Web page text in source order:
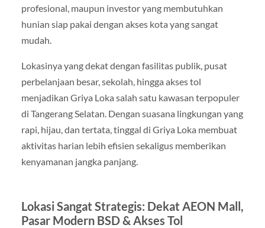
profesional, maupun investor yang membutuhkan
hunian siap pakai dengan akses kota yang sangat
mudah.
Lokasinya yang dekat dengan fasilitas publik, pusat
perbelanjaan besar, sekolah, hingga akses tol
menjadikan Griya Loka salah satu kawasan terpopuler
di Tangerang Selatan. Dengan suasana lingkungan yang
rapi, hijau, dan tertata, tinggal di Griya Loka membuat
aktivitas harian lebih efisien sekaligus memberikan
kenyamanan jangka panjang.
Lokasi Sangat Strategis: Dekat AEON Mall,
Pasar Modern BSD & Akses Tol